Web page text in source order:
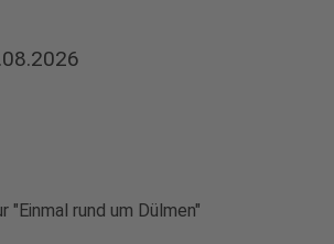
"Einmal rund um Dülmen"